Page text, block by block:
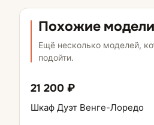
Похожие модели
Ещё несколько моделей,
подойти.
21 200 ₽
Шкаф Дуэт Венге-Лоредо